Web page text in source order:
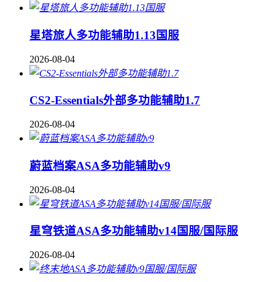
星塔旅人多功能辅助1.13国服
2026-08-04
CS2-Essentials外部多功能辅助1.7
2026-08-04
蔚蓝档案ASA多功能辅助v9
2026-08-04
星穹铁道ASA多功能辅助v14国服/国际服
2026-08-04